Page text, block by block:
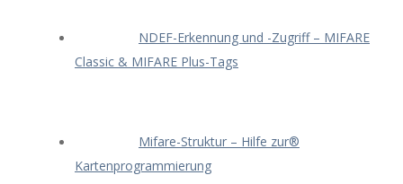
NDEF-Erkennung und -Zugriff – MIFARE
Classic & MIFARE Plus-Tags
Mifare-Struktur – Hilfe zur®
Kartenprogrammierung